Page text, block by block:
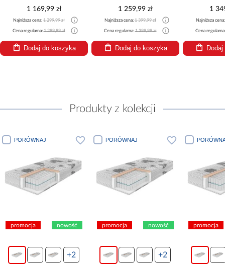
1 169,99 zł
Najniższa cena:1 299,99 zł
Cena regularna:1 299,99 zł
Dodaj do koszyka
1 259,99 zł
Najniższa cena:1 399,99 zł
Cena regularna:1 399,99 zł
Dodaj do koszyka
1
Najniższa
Cena
Produkty z kolekcji
PORÓWNAJ
promocja nowość
+2
PORÓWNAJ
promocja nowość
+2
promocja